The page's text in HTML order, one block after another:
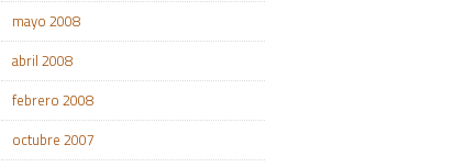
mayo 2008
abril 2008
febrero 2008
octubre 2007